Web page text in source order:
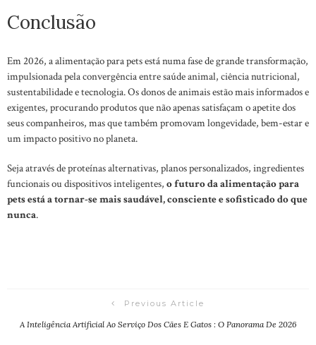
Conclusão
Em 2026, a alimentação para pets está numa fase de grande transformação,
impulsionada pela convergência entre saúde animal, ciência nutricional,
sustentabilidade e tecnologia. Os donos de animais estão mais informados e
exigentes, procurando produtos que não apenas satisfaçam o apetite dos
seus companheiros, mas que também promovam longevidade, bem-estar e
um impacto positivo no planeta.
Seja através de proteínas alternativas, planos personalizados, ingredientes
funcionais ou dispositivos inteligentes, o futuro da alimentação para
pets está a tornar-se mais saudável, consciente e sofisticado do que
nunca.
Previous Article
A Inteligência Artificial Ao Serviço Dos Cães E Gatos : O Panorama De 2026